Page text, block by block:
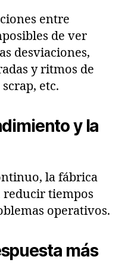
entre
de ver
desviaciones,
y ritmos de
etc.
y la
la fábrica
reducir tiempos
operativos.
más